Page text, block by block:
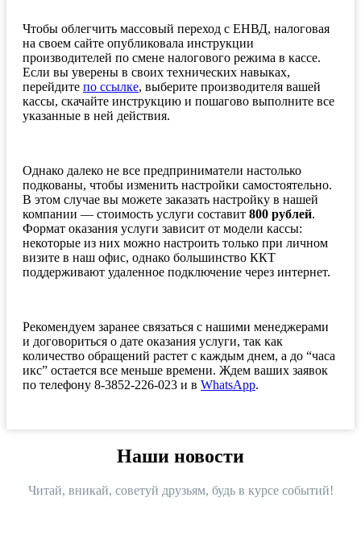
Чтобы облегчить массовый переход с ЕНВД, налоговая
на своем сайте опубликовала инструкции
производителей по смене налогового режима в кассе.
Если вы уверены в своих технических навыках,
перейдите по ссылке, выберите производителя вашей
кассы, скачайте инструкцию и пошагово выполните все
указанные в ней действия.
Однако далеко не все предприниматели настолько
подкованы, чтобы изменить настройки самостоятельно.
В этом случае вы можете заказать настройку в нашей
компании — стоимость услуги составит 800 рублей.
Формат оказания услуги зависит от модели кассы:
некоторые из них можно настроить только при личном
визите в наш офис, однако большинство ККТ
поддерживают удаленное подключение через интернет.
Рекомендуем заранее связаться с нашими менеджерами
и договориться о дате оказания услуги, так как
количество обращений растет с каждым днем, а до “часа
икс” остается все меньше времени. Ждем ваших заявок
по телефону 8-3852-226-023 и в WhatsApp.
Наши новости
Читай, вникай, советуй друзьям, будь в курсе событий!